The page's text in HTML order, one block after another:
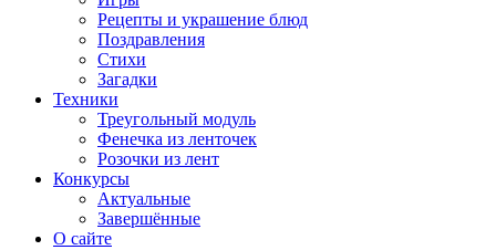
Рецепты и украшение блюд
Поздравления
Стихи
Загадки
Техники
Треугольный модуль
Фенечка из ленточек
Розочки из лент
Конкурсы
Актуальные
Завершённые
О сайте